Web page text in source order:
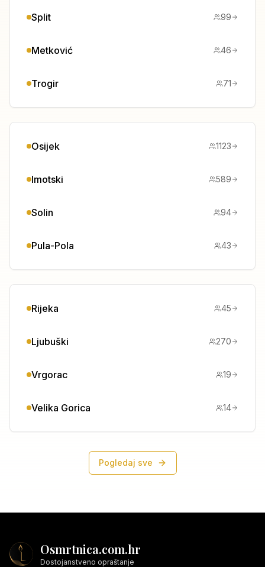
Split 99
Metković 46
Trogir 71
Osijek 1123
Imotski 589
Solin 94
Pula-Pola 43
Rijeka 45
Ljubuški 270
Vrgorac 19
Velika Gorica 14
Pogledaj sve
Osmrtnica.com.hr
Dostojanstveno opraštanje